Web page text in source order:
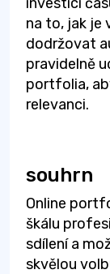
na to, jak je
dodržovat
pravidelně
portfolia,
relevanci.
souhrn
Online
škálu
sdílení a
skvělou